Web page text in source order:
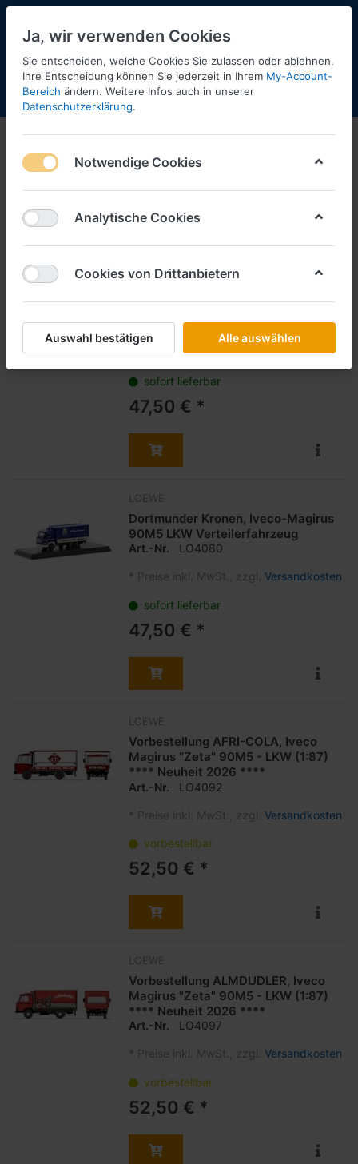
Menü Anmelden Shopaktualisierung
LKW-Modelle
1-9 von
Filtern Sortieren
LOEWE
Art.-Nr. LO4075
* Preise inkl. MwSt., zzgl.Versandkosten
sofort lieferbar
47,50 € *
LOEWE
Dortmunder Kronen, Iveco-Magirus
90M5 LKW Verteilerfahrzeug
Art.-Nr. LO4080
* Preise inkl. MwSt., zzgl. Versandkosten
sofort lieferbar
47,50 € *
LOEWE
Vorbestellung AFRI-COLA, Iveco
Magirus "Zeta" 90M5 - LKW (1:87)
**** Neuheit 2026 ****
Art.-Nr. LO4092
* Preise inkl. MwSt., zzgl. Versandkosten
vorbestellbar
52,50 € *
LOEWE
Vorbestellung ALMDUDLER, Iveco
Magirus "Zeta" 90M5 - LKW (1:87)
**** Neuheit 2026 ****
Art.-Nr. LO4097
* Preise inkl. MwSt., zzgl. Versandkosten
vorbestellbar
52,50 € *
Ja, wir verwenden Cookies
Sie entscheiden, welche Cookies Sie zulassen oder ablehnen.
Ihre Entscheidung können Sie jederzeit in Ihrem My-Account-
Bereich ändern. Weitere Infos auch in unserer
Datenschutzerklärung.
Notwendige Cookies
Analytische Cookies
Cookies von Drittanbietern
Auswahl bestätigen Alle auswählen